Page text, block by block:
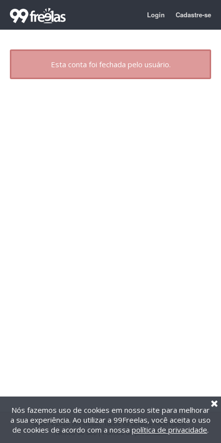
Login Cadastre-se
Esta conta foi fechada pelo usuário.
@2014-2026 99Freelas. Todos os direitos reservados.
Termos de uso| Política de privacidade
Nós fazemos uso de cookies em nosso site para melhorar
a sua experiência. Ao utilizar a 99Freelas, você aceita o uso
de cookies de acordo com a nossa política de privacidade.